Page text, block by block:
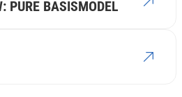
PURE BASISMODEL